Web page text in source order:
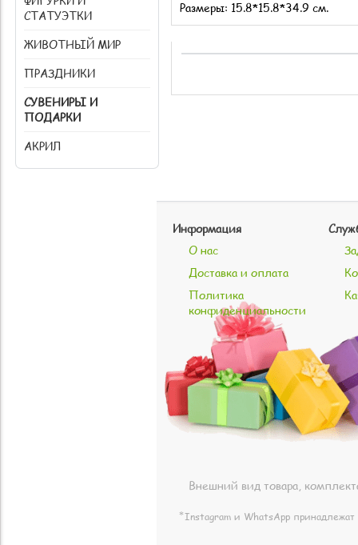
СТАТУЭТКИ
ЖИВОТНЫЙ МИР
ПРАЗДНИКИ
СУВЕНИРЫ И
ПОДАРКИ
АКРИЛ
Размеры: 15.8*15.8*34.9 см.
Информация
О нас
Доставка и оплата
Политика
конфиденциальности
Внешний вид товара,
Instagram и WhatsApp принадлежат